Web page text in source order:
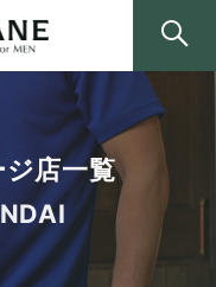
店一覧